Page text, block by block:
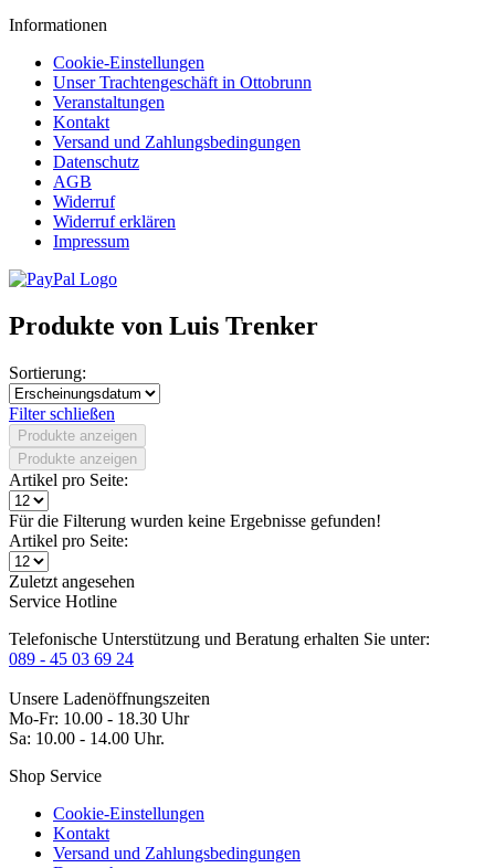
Informationen
Cookie-Einstellungen
Unser Trachtengeschäft in Ottobrunn
Veranstaltungen
Kontakt
Versand und Zahlungsbedingungen
Datenschutz
AGB
Widerruf
Widerruf erklären
Impressum
Produkte von Luis Trenker
Sortierung:
Filter schließen
Produkte anzeigen
Produkte anzeigen
Artikel pro Seite:
Für die Filterung wurden keine Ergebnisse gefunden!
Artikel pro Seite:
Zuletzt angesehen
Service Hotline
Telefonische Unterstützung und Beratung erhalten Sie unter:
089 - 45 03 69 24
Unsere Ladenöffnungszeiten
Mo-Fr: 10.00 - 18.30 Uhr
Sa: 10.00 - 14.00 Uhr.
Shop Service
Cookie-Einstellungen
Kontakt
Versand und Zahlungsbedingungen